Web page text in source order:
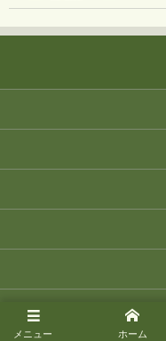
メニュー ホーム